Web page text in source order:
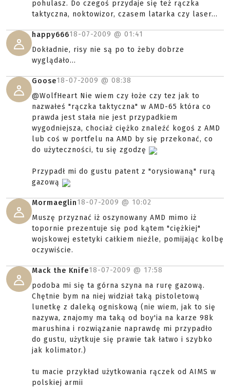
pohulasz. Do czegoś przydaje się też rączka
taktyczna, noktowizor, czasem latarka czy laser...
happy66618-07-2009 @ 01:41
Dokładnie, risy nie są po to żeby dobrze
wyglądało...
Goose18-07-2009 @ 08:38
@WolfHeart Nie wiem czy łoże czy tez jak to
nazwałeś "rączka taktyczna" w AMD-65 która co
prawda jest stała nie jest przypadkiem
wygodniejsza, chociaż ciężko znaleźć kogoś z AMD
lub coś w portfelu na AMD by się przekonać, co
do użyteczności, tu się zgodzę
Przypadł mi do gustu patent z "orysiowaną" rurą
gazową
Mormaeglin18-07-2009 @ 10:02
Muszę przyznać iż oszynowany AMD mimo iż
topornie prezentuje się pod kątem "ciężkiej"
wojskowej estetyki całkiem nieźle, pomijając kolbę
oczywiście.
Mack the Knife18-07-2009 @ 17:58
podoba mi się ta górna szyna na rurę gazową.
Chętnie bym na niej widział taką pistoletową
lunetkę z daleką ogniskową (nie wiem, jak to się
nazywa, znajomy ma taką od boy'ia na karze 98k
marushina i rozwiązanie naprawdę mi przypadło
do gustu, użytkuje się prawie tak łatwo i szybko
jak kolimator.)
tu macie przykład użytkowania rączek od AIMS w
polskiej armii